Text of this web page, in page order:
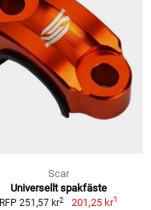
Scar
Universellt spakfäste
RFP 251,57 kr2 201,25 kr1